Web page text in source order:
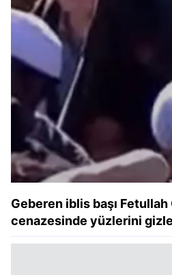
Geberen iblis başı
cenazesinde yüzlerini